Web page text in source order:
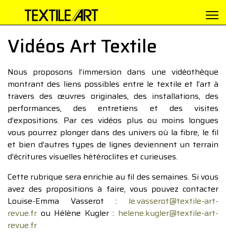
Vidéos Art Textile
Nous proposons l’immersion dans une vidéothèque
montrant des liens possibles entre le textile et l’art à
travers des œuvres originales, des installations, des
performances, des entretiens et des visites
d’expositions. Par ces vidéos plus ou moins longues
vous pourrez plonger dans des univers où la fibre, le fil
et bien d’autres types de lignes deviennent un terrain
d’écritures visuelles hétéroclites et curieuses.
Cette rubrique sera enrichie au fil des semaines. Si vous
avez des propositions à faire, vous pouvez contacter
Louise-Emma Vasserot : le.vasserot@textile-art-
revue.fr ou Hélène Kugler : helene.kugler@textile-art-
revue.fr